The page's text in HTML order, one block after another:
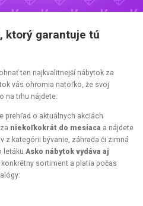
ktorý garantuje tú
ten najkvalitnejší nábytok za
vás ohromia natoľko, že svoj
na trhu nájdete.
prehľad o aktuálnych akciách
niekoľkokrát do mesiaca a nájdete
z kategórii bývanie, záhrada či zimná
letáku Asko nábytok vydáva aj
sortiment a platia počas